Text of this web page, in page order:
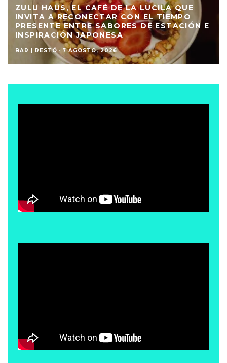
ZULU HAUS, EL CAFÉ DE LA LUCILA QUE
INVITA A RECONECTAR CON EL TIEMPO
PRESENTE ENTRE SABORES DE ESTACIÓN E
INSPIRACIÓN JAPONESA
BAR | RESTÓ · 7 AGOSTO, 2026